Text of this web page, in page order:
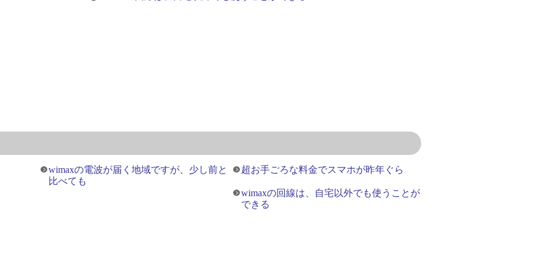
wimaxの電波が届く地域ですが、少し前と
比べても
超お手ごろな料金でスマホが昨年ぐら
wimaxの回線は、自宅以外でも使うことが
できる